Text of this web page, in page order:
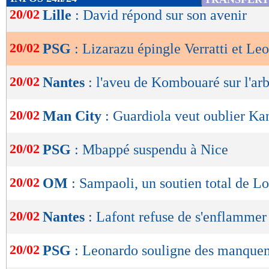
de
OK
20/02 Lille : David répond sur son avenir
20/02 PSG : Lizarazu épingle Verratti et
20/02 Nantes : l'aveu de Kombouaré sur
20/02 Man City : Guardiola veut oublier
20/02 PSG : Mbappé suspendu à Nice
20/02 OM : Sampaoli, un soutien total de
20/02 Nantes : Lafont refuse de s'enflammer
20/02 PSG : Leonardo souligne des